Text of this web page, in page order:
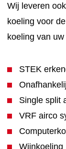
Wij leveren
koeling voor
koeling van
STEK
Single split
VRF airco
Wijnkoeling